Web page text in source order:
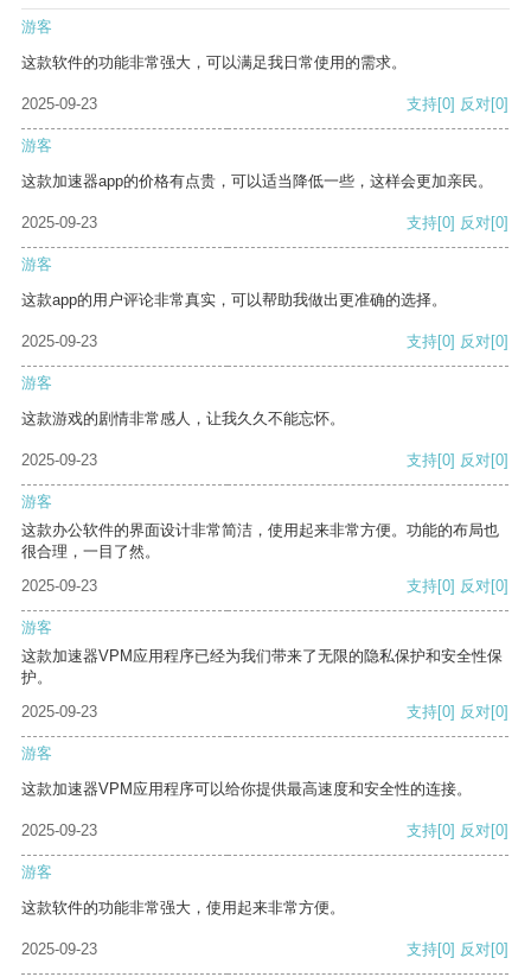
游客
这款软件的功能非常强大，可以满足我日常使用的需求。
2025-09-23 支持[0] 反对[0]
游客
这款加速器app的价格有点贵，可以适当降低一些，这样会更加亲民。
2025-09-23 支持[0] 反对[0]
游客
这款app的用户评论非常真实，可以帮助我做出更准确的选择。
2025-09-23 支持[0] 反对[0]
游客
这款游戏的剧情非常感人，让我久久不能忘怀。
2025-09-23 支持[0] 反对[0]
游客
这款办公软件的界面设计非常简洁，使用起来非常方便。功能的布局也
很合理，一目了然。
2025-09-23
支持[0] 反对[0]
游客
这款加速器VPM应用程序已经为我们带来了无限的隐私保护和安全性保
护。
2025-09-23
支持[0] 反对[0]
游客
这款加速器VPM应用程序可以给你提供最高速度和安全性的连接。
2025-09-23 支持[0] 反对[0]
游客
这款软件的功能非常强大，使用起来非常方便。
2025-09-23 支持[0] 反对[0]